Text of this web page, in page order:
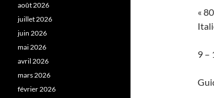
«
9 –
août 2026
juillet 2026
juin 2026
mai 2026
avril 2026
mars 2026
février 2026